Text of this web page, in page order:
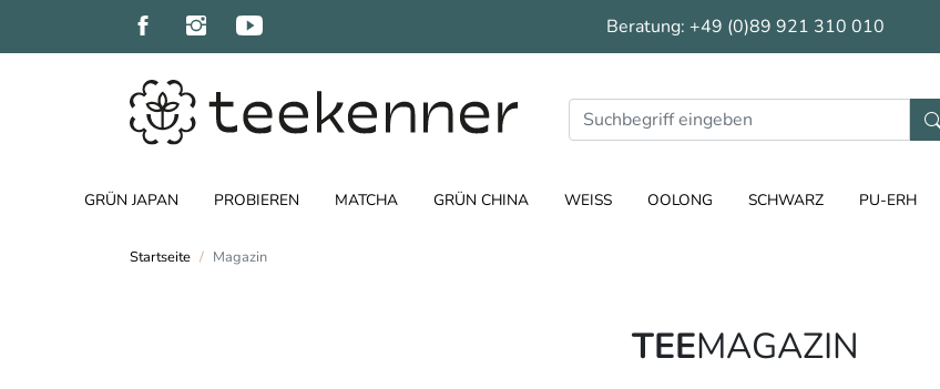
Beratung: +49 (0)89 921 310 010
GRÜN JAPAN PROBIEREN MATCHA GRÜN CHINA WEISS OOLONG SCHWARZ PU-ERH
Startseite Magazin
TEEMAGAZIN